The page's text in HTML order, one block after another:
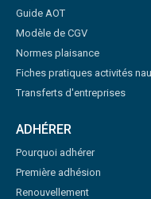
Guide AOT
Modèle de CGV
Normes plaisance
Fiches pratiques activités
Transferts d'entreprises
ADHÉRER
Pourquoi adhérer
Première adhésion
Renouvellement